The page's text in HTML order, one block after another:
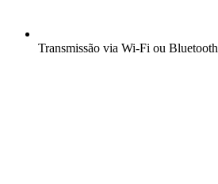
Transmissão via Wi-Fi ou Bluetooth